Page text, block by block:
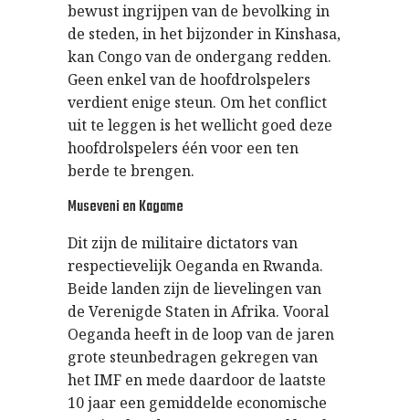
bewust ingrijpen van de bevolking in
de steden, in het bijzonder in Kinshasa,
kan Congo van de ondergang redden.
Geen enkel van de hoofdrolspelers
verdient enige steun. Om het conflict
uit te leggen is het wellicht goed deze
hoofdrolspelers één voor een ten
berde te brengen.
Museveni en Kagame
Dit zijn de militaire dictators van
respectievelijk Oeganda en Rwanda.
Beide landen zijn de lievelingen van
de Verenigde Staten in Afrika. Vooral
Oeganda heeft in de loop van de jaren
grote steunbedragen gekregen van
het IMF en mede daardoor de laatste
10 jaar een gemiddelde economische